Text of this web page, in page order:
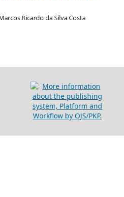
Ricardo da Silva Costa